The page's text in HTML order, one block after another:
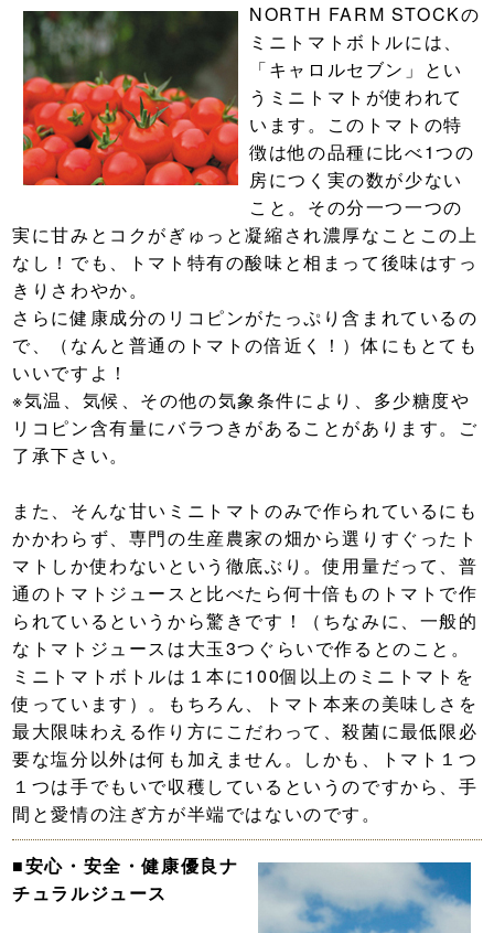
NORTH FARM STOCKの
ミニトマトボトルには、
「キャロルセブン」とい
うミニトマトが使われて
います。このトマトの特
徴は他の品種に比べ1つの
房につく実の数が少ない
こと。その分一つ一つの
実に甘みとコクがぎゅっと凝縮され濃厚なことこの上
なし！でも、トマト特有の酸味と相まって後味はすっ
きりさわやか。
さらに健康成分のリコピンがたっぷり含まれているの
で、（なんと普通のトマトの倍近く！）体にもとても
いいですよ！
※気温、気候、その他の気象条件により、多少糖度や
リコピン含有量にバラつきがあることがあります。ご
了承下さい。
また、そんな甘いミニトマトのみで作られているにも
かかわらず、専門の生産農家の畑から選りすぐったト
マトしか使わないという徹底ぶり。使用量だって、普
通のトマトジュースと比べたら何十倍ものトマトで作
られているというから驚きです！（ちなみに、一般的
なトマトジュースは大玉3つぐらいで作るとのこと。
ミニトマトボトルは１本に100個以上のミニトマトを
使っています）。もちろん、トマト本来の美味しさを
最大限味わえる作り方にこだわって、殺菌に最低限必
要な塩分以外は何も加えません。しかも、トマト１つ
１つは手でもいで収穫しているというのですから、手
間と愛情の注ぎ方が半端ではないのです。
■安心・安全・健康優良ナ
チュラルジュース